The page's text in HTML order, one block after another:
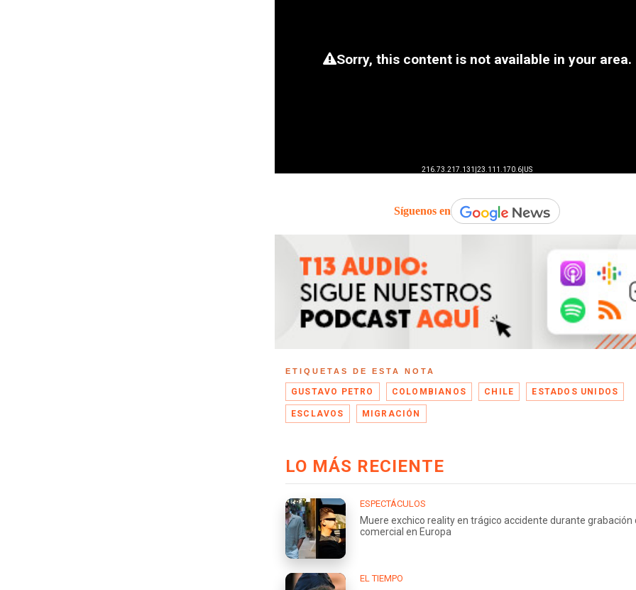
Síguenos en
ETIQUETAS DE ESTA NOTA
GUSTAVO PETRO COLOMBIANOS CHILE ESTADOS UNIDOS
ESCLAVOS MIGRACIÓN
LO MÁS RECIENTE
ESPECTÁCULOS
Muere exchico reality en trágico accidente durante grabación
comercial en Europa
EL TIEMPO